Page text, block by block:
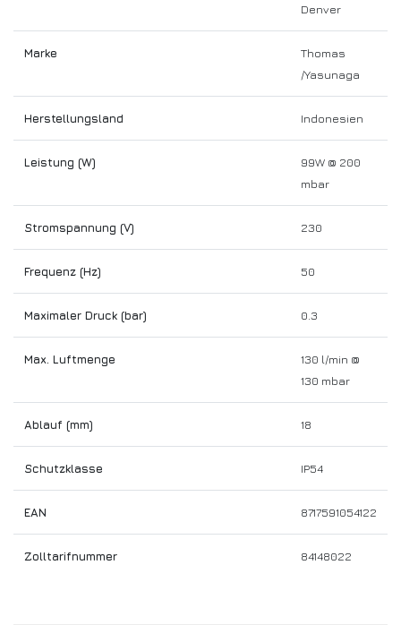
Denver
Marke
Thomas
/Yasunaga
Herstellungsland Indonesien
Leistung (W)
99W @ 200
mbar
Stromspannung (V) 230
Frequenz (Hz) 50
Maximaler Druck (bar) 0.3
Max. Luftmenge
130 l/min @
130 mbar
Ablauf (mm) 18
Schutzklasse IP54
EAN 8717591054122
Zolltarifnummer 84148022